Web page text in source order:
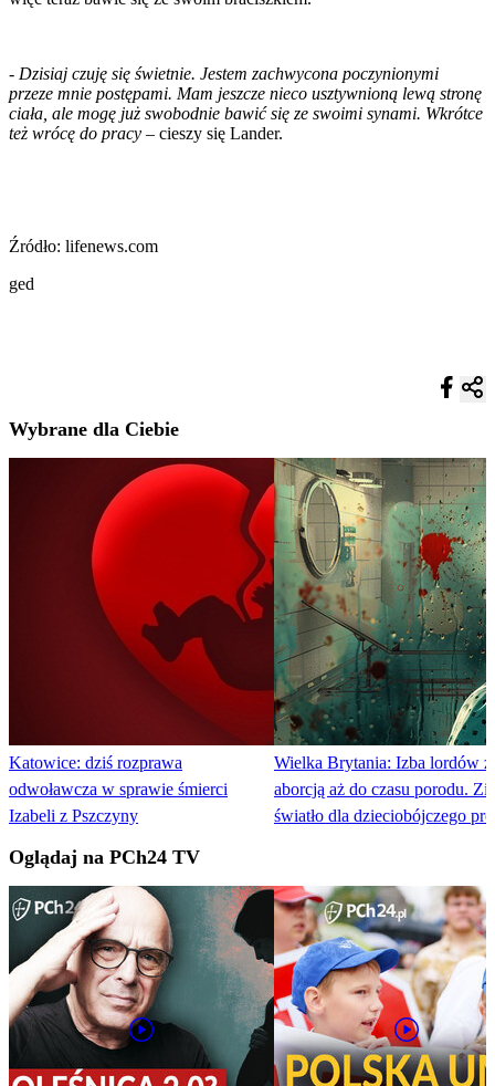
- Dzisiaj czuję się świetnie. Jestem zachwycona poczynionymi
przeze mnie postępami. Mam jeszcze nieco usztywnioną lewą stronę
ciała, ale mogę już swobodnie bawić się ze swoimi synami. Wkrótce
też wrócę do pracy – cieszy się Lander.
Źródło: lifenews.com
ged
Wybrane dla Ciebie
Katowice: dziś rozprawa
odwoławcza w sprawie śmierci
Izabeli z Pszczyny
Wielka Brytania: Izba lordów
aborcją aż do czasu porodu.
światło dla dzieciobójczego
Oglądaj na PCh24 TV